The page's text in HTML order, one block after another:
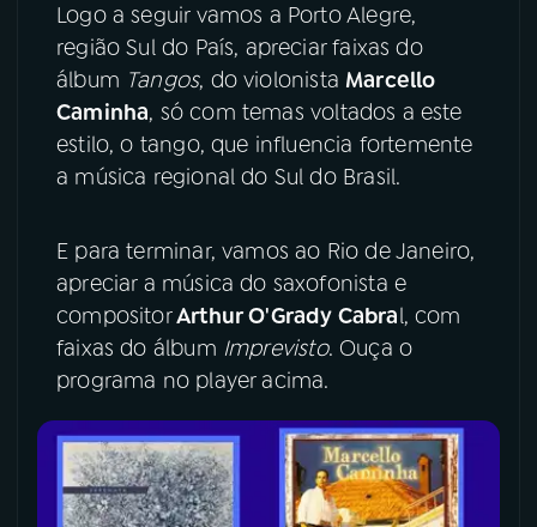
TikTok
Logo a seguir vamos a Porto Alegre,
região Sul do País, apreciar faixas do
álbum Tangos, do violonista Marcello
Caminha, só com temas voltados a este
estilo, o tango, que influencia fortemente
a música regional do Sul do Brasil.
E para terminar, vamos ao Rio de Janeiro,
apreciar a música do saxofonista e
compositorArthur O'Grady Cabral, com
faixas do álbum Imprevisto. Ouça o
programa no player acima.